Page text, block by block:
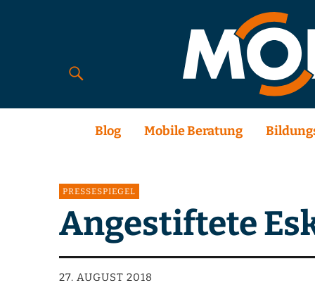
Blog Mobile Beratung
PRESSESPIEGEL
Angestiftete
27. AUGUST 2018